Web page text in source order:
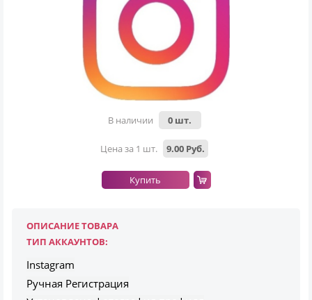
В наличии 0 шт.
Цена за 1 шт. 9.00 Руб.
Купить
ОПИСАНИЕ ТОВАРА
ТИП АККАУНТОВ:
Instagram
Ручная Регистрация
Всего позиций в корзине
Всего товара в корзине
Сумма к оплате (без скидок)